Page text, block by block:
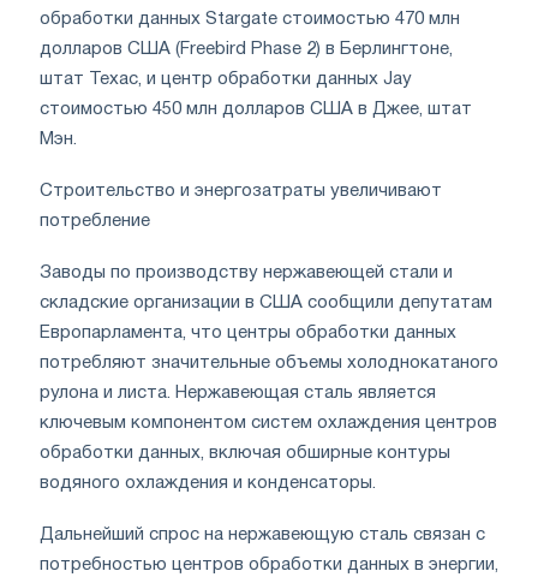
обработки данных Stargate стоимостью 470 млн
долларов США (Freebird Phase 2) в Берлингтоне,
штат Техас, и центр обработки данных Jay
стоимостью 450 млн долларов США в Джее, штат
Мэн.
Строительство и энергозатраты увеличивают
потребление
Заводы по производству нержавеющей стали и
складские организации в США сообщили депутатам
Европарламента, что центры обработки данных
потребляют значительные объемы холоднокатаного
рулона и листа. Нержавеющая сталь является
ключевым компонентом систем охлаждения центров
обработки данных, включая обширные контуры
водяного охлаждения и конденсаторы.
Дальнейший спрос на нержавеющую сталь связан с
потребностью центров обработки данных в энергии,